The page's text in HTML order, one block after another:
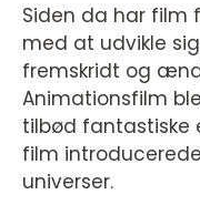
Siden da har film
med at udvikle
fremskridt og
Animationsfilm
tilbød fantastiske
film
universer.